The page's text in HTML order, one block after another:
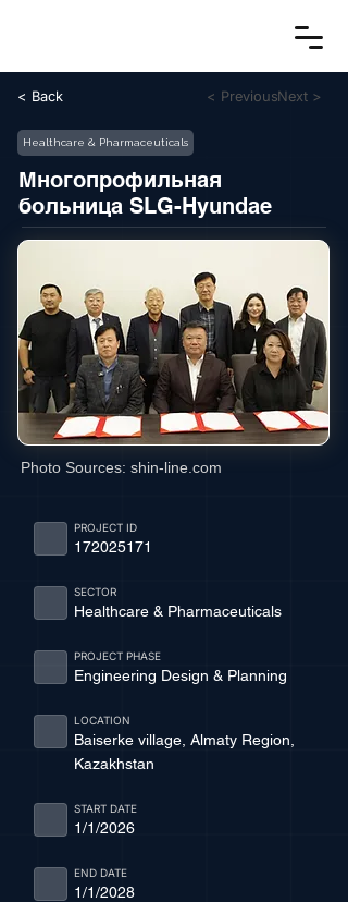
< Back < PreviousNext >
Healthcare & Pharmaceuticals
Многопрофильная
больница SLG-Hyundae
Photo Sources: shin-line.com
172025171
PROJECT ID
Healthcare & Pharmaceuticals
SECTOR
Engineering Design & Planning
PROJECT PHASE
Baiserke village, Almaty Region,
Kazakhstan
LOCATION
1/1/2026
START DATE
1/1/2028
END DATE